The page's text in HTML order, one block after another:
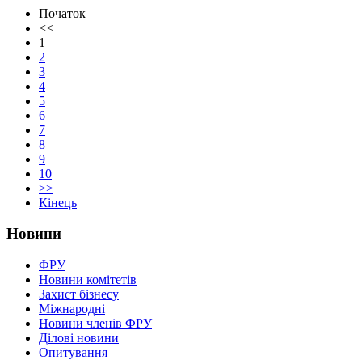
Початок
<<
1
2
3
4
5
6
7
8
9
10
>>
Кінець
Новини
ФРУ
Новини комітетів
Захист бізнесу
Міжнародні
Новини членів ФРУ
Ділові новини
Опитування